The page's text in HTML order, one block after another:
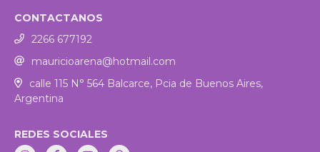
CONTACTANOS
2266 677192
mauricioarena@hotmail.com
calle 115 N° 564 Balcarce, Pcia de Buenos Aires,
Argentina
REDES SOCIALES